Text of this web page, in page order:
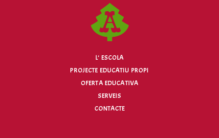
L’ ESCOLA
PROJECTE EDUCATIU PROPI
OFERTA EDUCATIVA
SERVEIS
CONTACTE